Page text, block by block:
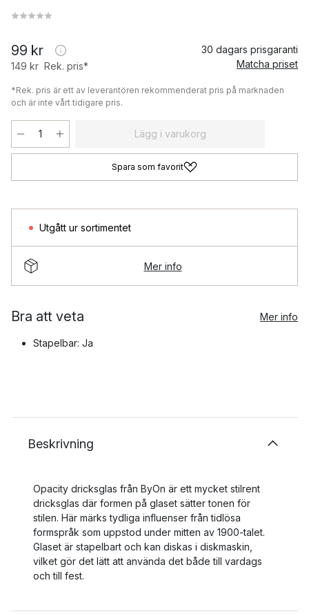
99 kr
149 kr Rek. pris*
30 dagars prisgaranti
Matcha priset
*Rek. pris är ett av leverantören rekommenderat pris på marknaden
och är inte vårt tidigare pris.
Lägg i varukorg
Spara som favorit
Utgått ur sortimentet
Mer info
Bra att veta Mer info
Stapelbar: Ja
Beskrivning
Opacity dricksglas från ByOn är ett mycket stilrent
dricksglas där formen på glaset sätter tonen för
stilen. Här märks tydliga influenser från tidlösa
formspråk som uppstod under mitten av 1900-talet.
Glaset är stapelbart och kan diskas i diskmaskin,
vilket gör det lätt att använda det både till vardags
och till fest.